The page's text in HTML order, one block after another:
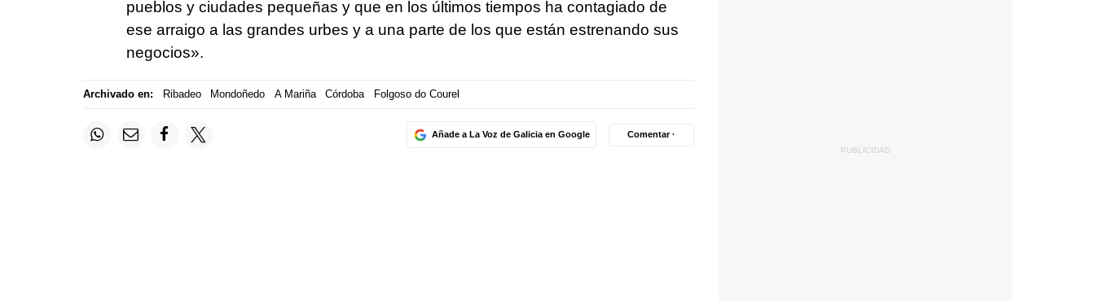
pueblos y ciudades pequeñas y que en los últimos tiempos ha contagiado de
ese arraigo a las grandes urbes y a una parte de los que están estrenando sus
negocios».
Archivado en: Ribadeo Mondoñedo A Mariña Córdoba Folgoso do Courel
Añade a La Voz de Galicia en Google Comentar ·